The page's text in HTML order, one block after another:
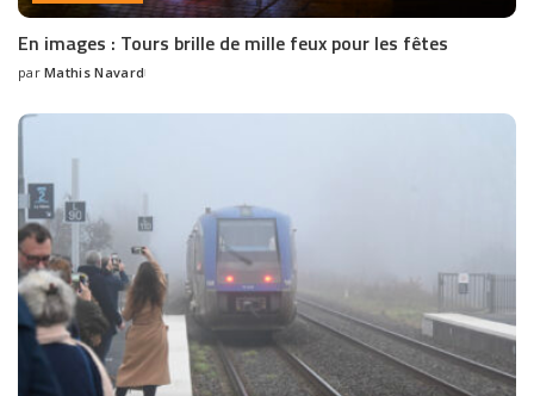
En images : Tours brille de mille feux pour les fêtes
par Mathis Navard